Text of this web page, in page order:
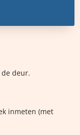
deur.
inmeten (met